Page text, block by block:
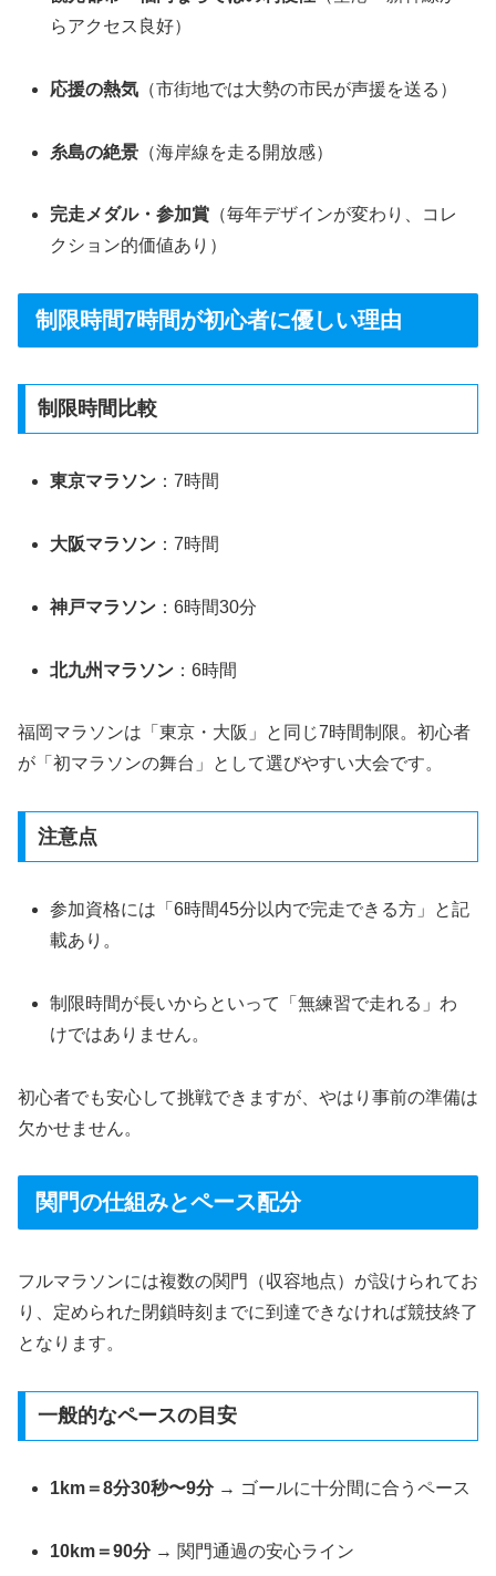
らアクセス良好）
応援の熱気 （市街地では大勢の市民が声援を送る）
糸島の絶景 （海岸線を走る開放感）
完走メダル・参加賞 （毎年デザインが変わり、コレ
クション的価値あり）
制限時間7時間が初心者に優しい理由
制限時間比較
東京マラソン ：7時間
大阪マラソン ：7時間
神戸マラソン ：6時間30分
北九州マラソン ：6時間
福岡マラソンは「東京・大阪」と同じ7時間制限。初心者
が「初マラソンの舞台」として選びやすい大会です。
注意点
参加資格には「6時間45分以内で完走できる方」と記
載あり。
制限時間が長いからといって「無練習で走れる」わ
けではありません。
初心者でも安心して挑戦できますが、やはり事前の準備は
欠かせません。
関門の仕組みとペース配分
フルマラソンには複数の関門（収容地点）が設けられてお
り、定められた閉鎖時刻までに到達できなければ競技終了
となります。
一般的なペースの目安
1km＝8分30秒〜9分→ ゴールに十分間に合うペース
10km＝90分→ 関門通過の安心ライン